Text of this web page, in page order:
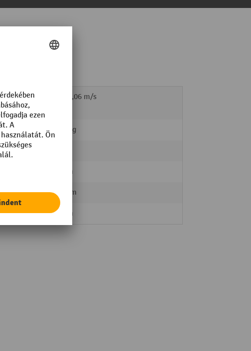
görgőkkel
teherrel /
0,1 / 0,06 m/s
2000 kg
82 mm
Tandem
70 mm